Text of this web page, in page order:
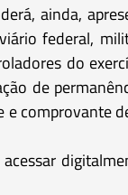
ainda,
federal,
do
de
comprovante
acessar